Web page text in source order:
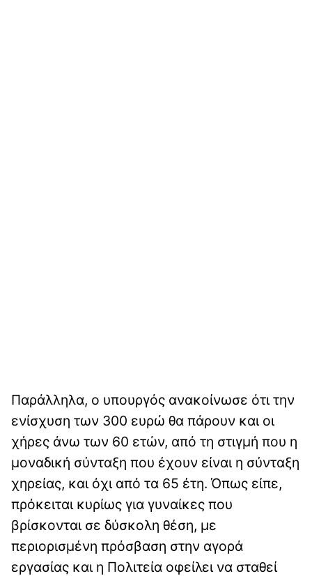
Παράλληλα, ο υπουργός ανακοίνωσε ότι την
ενίσχυση των 300 ευρώ θα πάρουν και οι
χήρες άνω των 60 ετών, από τη στιγμή που η
μοναδική σύνταξη που έχουν είναι η σύνταξη
χηρείας, και όχι από τα 65 έτη. Όπως είπε,
πρόκειται κυρίως για γυναίκες που
βρίσκονται σε δύσκολη θέση, με
περιορισμένη πρόσβαση στην αγορά
εργασίας και η Πολιτεία οφείλει να σταθεί